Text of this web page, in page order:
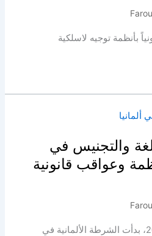
بأنظمة توجيه لاسلكية
والتجنيس في
وعواقب قانونية
خلفية القضية منذ أكتوبر 2025، بدأت الشرطة الألمانية في